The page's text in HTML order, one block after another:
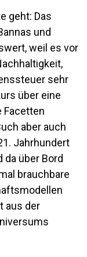
geht: Das
und
weil es vor
sehr
über eine
Facetten
aber auch
Jahrhundert
über Bord
brauchbare
aus der